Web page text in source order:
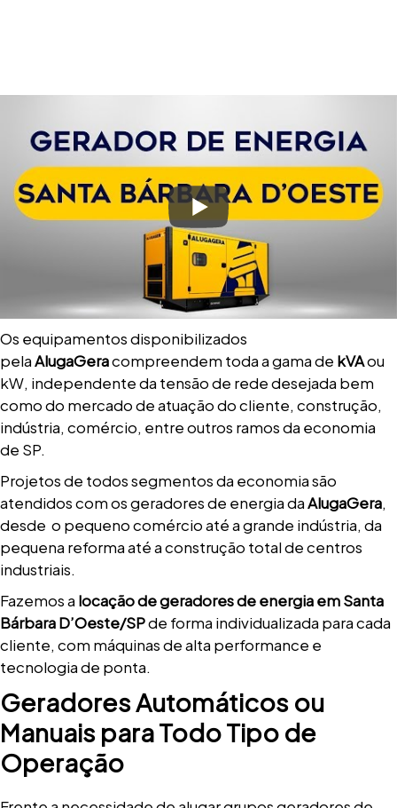
Os equipamentos disponibilizados
pelaAlugaGeracompreendem toda a gama de kVAou
kW, independente da tensão de rede desejada bem
como do mercado de atuação do cliente, construção,
indústria, comércio, entre outros ramos da economia
de SP.
Projetos de todos segmentos da economia são
atendidos com os geradores de energia daAlugaGera,
desde o pequeno comércio até a grande indústria, da
pequena reforma até a construção total de centros
industriais.
Fazemos a locação de geradores de energia em Santa
Bárbara D’Oeste/SPde forma individualizada para cada
cliente, com máquinas de alta performance e
tecnologia de ponta.
Geradores Automáticos ou
Manuais para Todo Tipo de
Operação